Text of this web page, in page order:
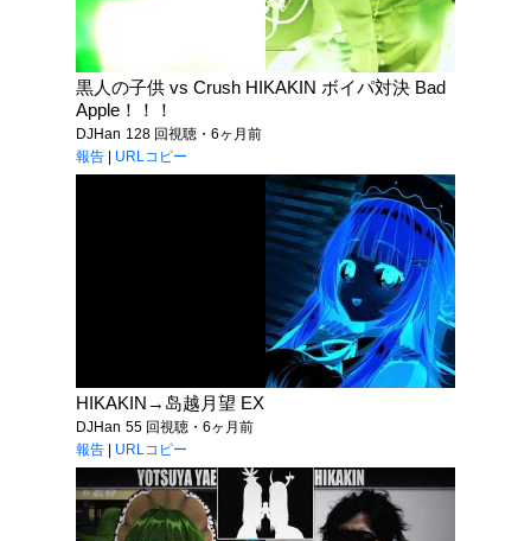
黒人の子供 vs Crush HIKAKIN ボイパ対決 Bad
Apple！！！
DJHan 128 回視聴・6ヶ月前
報告
URLコピー
HIKAKIN→岛越月望 EX
DJHan 55 回視聴・6ヶ月前
報告
URLコピー